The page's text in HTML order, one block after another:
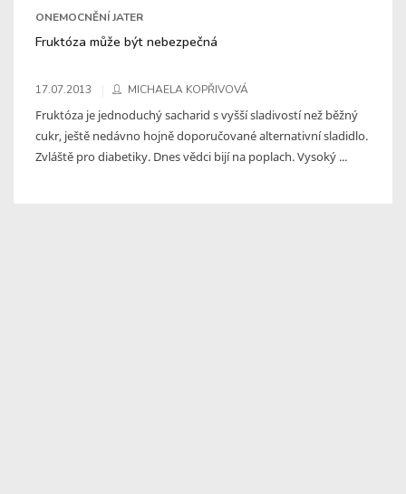
ONEMOCNĚNÍ JATER
Fruktóza může být nebezpečná
17.07.2013 MICHAELA KOPŘIVOVÁ
Fruktóza je jednoduchý sacharid s vyšší sladivostí než běžný
cukr, ještě nedávno hojně doporučované alternativní sladidlo.
Zvláště pro diabetiky. Dnes vědci bijí na poplach. Vysoký ...